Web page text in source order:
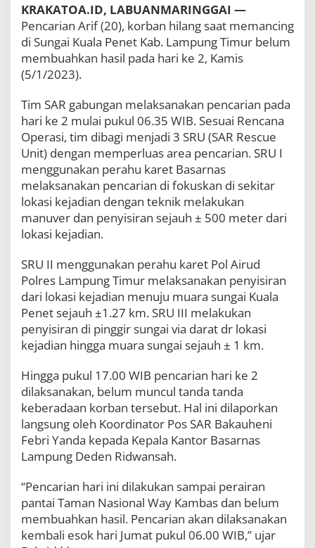
a
P
e
n
e
d
a
H
r
i
K
e
2
B
e
u
m
M
e
m
b
u
a
k
n
H
a
s
l
KRAKATOA.ID, LABUANMARINGGAI —
Pencarian Arif (20), korban hilang saat memancing
di Sungai Kuala Penet Kab. Lampung Timur belum
membuahkan hasil pada hari ke 2, Kamis
(5/1/2023).
Tim SAR gabungan melaksanakan pencarian pada
hari ke 2 mulai pukul 06.35 WIB. Sesuai Rencana
Operasi, tim dibagi menjadi 3 SRU (SAR Rescue
Unit) dengan memperluas area pencarian. SRU I
menggunakan perahu karet Basarnas
melaksanakan pencarian di fokuskan di sekitar
lokasi kejadian dengan teknik melakukan
manuver dan penyisiran sejauh ± 500 meter dari
lokasi kejadian.
SRU II menggunakan perahu karet Pol Airud
Polres Lampung Timur melaksanakan penyisiran
dari lokasi kejadian menuju muara sungai Kuala
Penet sejauh ±1.27 km. SRU III melakukan
penyisiran di pinggir sungai via darat dr lokasi
kejadian hingga muara sungai sejauh ± 1 km.
Hingga pukul 17.00 WIB pencarian hari ke 2
dilaksanakan, belum muncul tanda tanda
keberadaan korban tersebut. Hal ini dilaporkan
langsung oleh Koordinator Pos SAR Bakauheni
Febri Yanda kepada Kepala Kantor Basarnas
Lampung Deden Ridwansah.
“Pencarian hari ini dilakukan sampai perairan
pantai Taman Nasional Way Kambas dan belum
membuahkan hasil. Pencarian akan dilaksanakan
kembali esok hari Jumat pukul 06.00 WIB,” ujar